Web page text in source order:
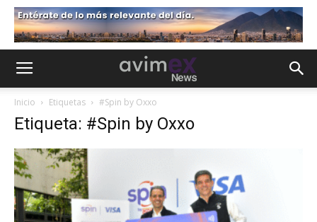
Inicio Etiquetas #Spin by Oxxo
Etiqueta: #Spin by Oxxo